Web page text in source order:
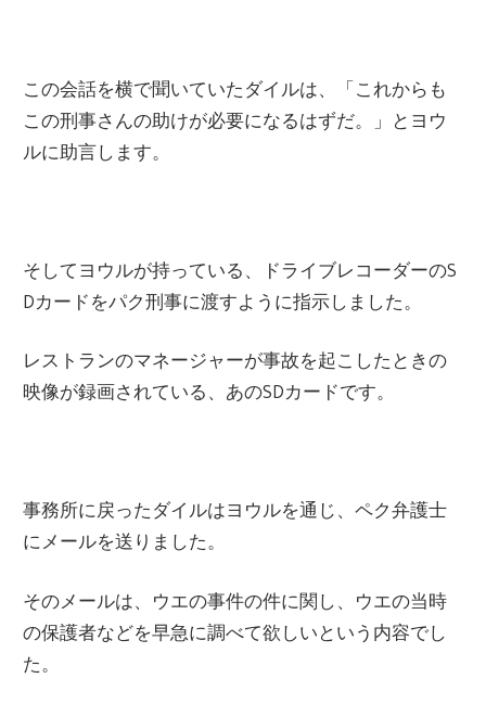
この会話を横で聞いていたダイルは、「これからも
この刑事さんの助けが必要になるはずだ。」とヨウ
ルに助言します。
そしてヨウルが持っている、ドライブレコーダーのS
Dカードをパク刑事に渡すように指示しました。
レストランのマネージャーが事故を起こしたときの
映像が録画されている、あのSDカードです。
事務所に戻ったダイルはヨウルを通じ、ペク弁護士
にメールを送りました。
そのメールは、ウエの事件の件に関し、ウエの当時
の保護者などを早急に調べて欲しいという内容でし
た。